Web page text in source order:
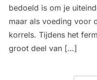
bedoeld is om je
maar als voeding voor
korrels. Tijdens het
groot deel van […]